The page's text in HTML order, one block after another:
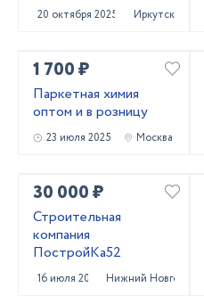
20 октября 2025 Иркутск
1 700 ₽
Паркетная химия
оптом и в розницу
23 июля 2025 Москва
30 000 ₽
Строительная
компания
ПостройКа52
16 июля 2025 Нижний Новгород